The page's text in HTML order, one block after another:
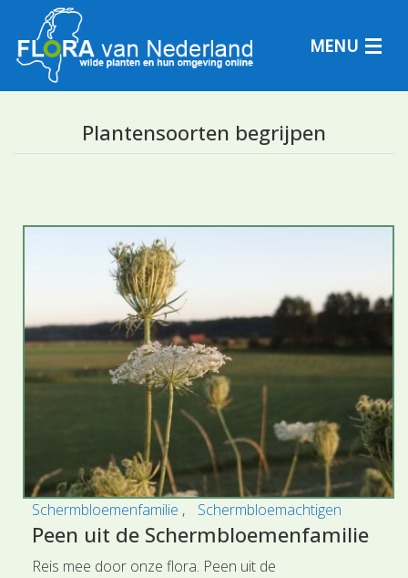
MENU
Determineren
Plantensoorten begrijpen
Schermbloemenfamilie Schermbloemachtigen
Peen uit de Schermbloemenfamilie
Reis mee door onze flora. Peen uit de